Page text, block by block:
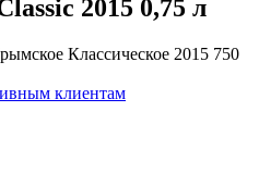
2015 0,75 л
Классическое 2015 750
клиентам